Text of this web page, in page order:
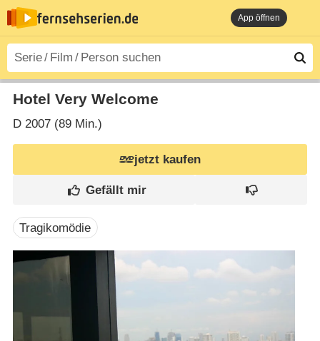
App öffnen
Hotel Very Welcome
D2007 (89 Min.)
jetzt kaufen
Tragikomödie